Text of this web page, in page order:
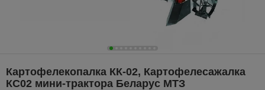
Картофелекопалка КК-02, Картофелесажалка
КС02 мини-трактора Беларус МТЗ